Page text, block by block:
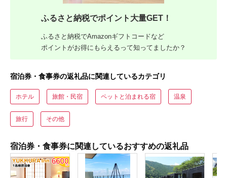
ふるさと納税でポイント大量GET！
ふるさと納税でAmazonギフトコードなど
ポイントがお得にもらえるって知ってましたか？
宿泊券・食事券の返礼品に関連しているカテゴリ
ホテル 旅館・民宿 ペットと泊まれる宿 温泉
旅行 その他
宿泊券・食事券に関連しているおすすめの返礼品